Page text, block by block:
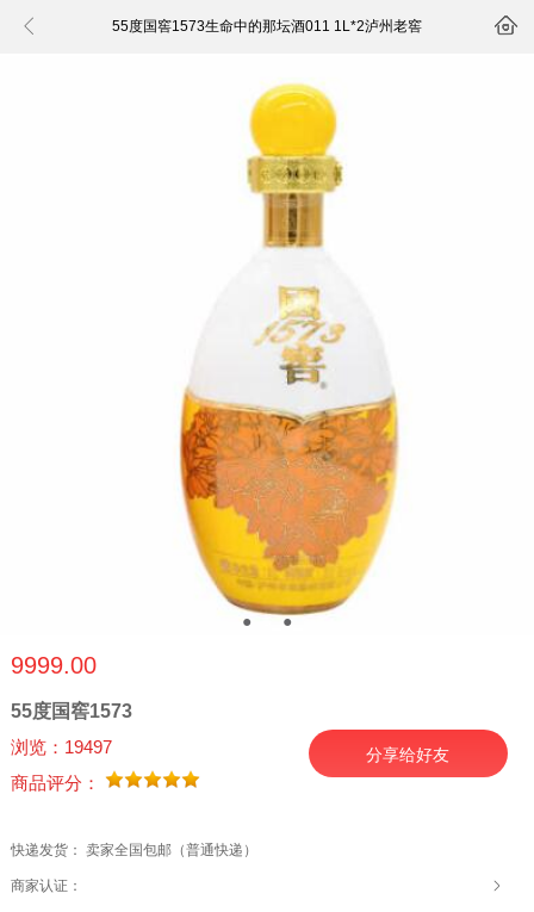
 55度国窖1573生命中的那坛酒011 1L*2泸州老窖 
● ● ●
9999.00
55度国窖1573
浏览：19497
商品评分：
分享给好友
快递发货： 卖家全国包邮（普通快递）
商家认证：